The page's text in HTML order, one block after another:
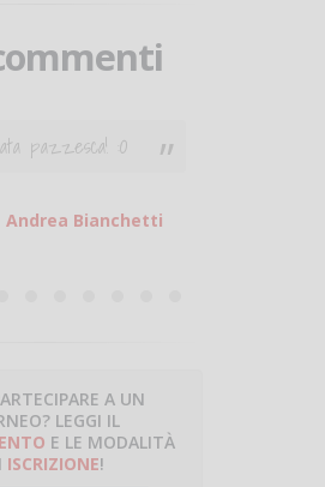
pazzesca! :O
Andrea Bianchetti
A UN
LEGGI IL
E LE MODALITÀ
ISCRIZIONE!